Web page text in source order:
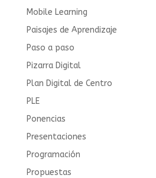
Mobile Learning
Paisajes de Aprendizaje
Paso a paso
Pizarra Digital
Plan Digital de Centro
PLE
Ponencias
Presentaciones
Programación
Propuestas